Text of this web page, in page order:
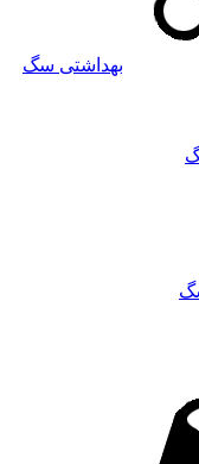
بهداشتی سگ